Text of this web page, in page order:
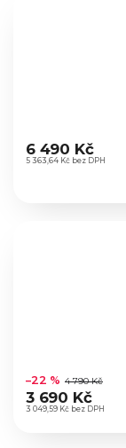
hodnocení
produktu
5 363,64 Kč bez DPH
6 490 Kč
hodnocení
produktu
je
3 049,59 Kč bez DPH
–22 % 4 790 Kč
3 690 Kč